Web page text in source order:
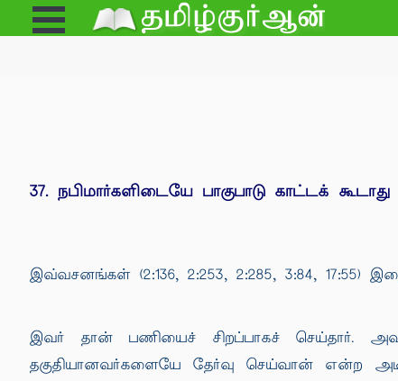
Open
Menu
37. நபிமார்களிடையே பாகுபாடு காட்டக் கூடாது
இவ்வசனங்கள் (2:136, 2:253, 2:285, 3:84, 17:55)
இவர் தான் பணியைச் சிறப்பாகச் செய்தார்.
தகுதியானவர்களையே தேர்வு செய்வான் என்ற